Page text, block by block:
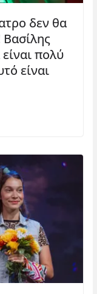
δεν θα
Βασίλης
πολύ
είναι